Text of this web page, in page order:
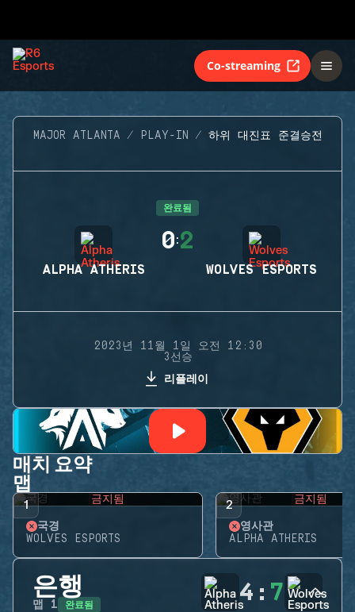
Co-streaming
MAJOR ATLANTA PLAY-IN 하위 대진표 준결승전
완료됨
ALPHA ATHERIS
0:2
WOLVES ESPORTS
2023년 11월 1일 오전 12:30
3선승
리플레이
매치 요약
맵
1 금지됨
국경
WOLVES ESPORTS
2 금지됨
영사관
ALPHA ATHERIS
은행
맵 1 완료됨 4 : 7